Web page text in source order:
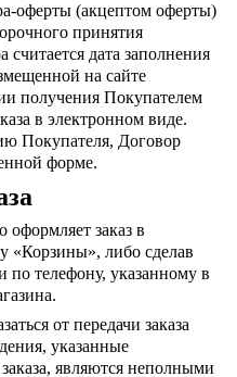
оферты (акцептом оферты)
принятия
дата заполнения
на сайте
получения Покупателем
в электронном виде.
Покупателя, Договор
форме.
оформляет заказ в
«Корзины», либо сделав
по телефону, указанному в
от передачи заказа
указанные
являются неполными